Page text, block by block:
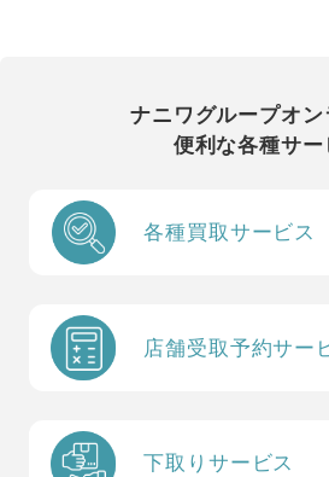
ナニワグループオン
便利な各種サー
各種買取サービス
店舗受取予約サー
下取りサービス